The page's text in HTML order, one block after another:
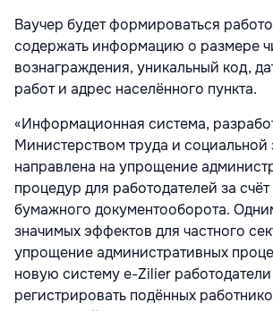
Ваучер будет формироваться
содержать информацию о размере
вознаграждения, уникальный код,
работ и адрес населённого пункта.
«Информационная система,
Министерством труда и социальной
направлена на упрощение
процедур для работодателей за счёт
бумажного документооборота.
значимых эффектов для частного
упрощение административных
новую систему e-Zilier
регистрировать подённых